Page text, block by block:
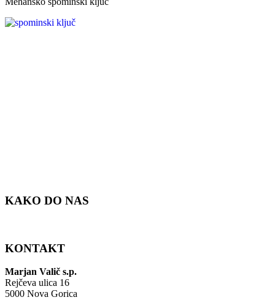
KAKO DO NAS
KONTAKT
Marjan Valič s.p.
Rejčeva ulica 16
5000 Nova Gorica